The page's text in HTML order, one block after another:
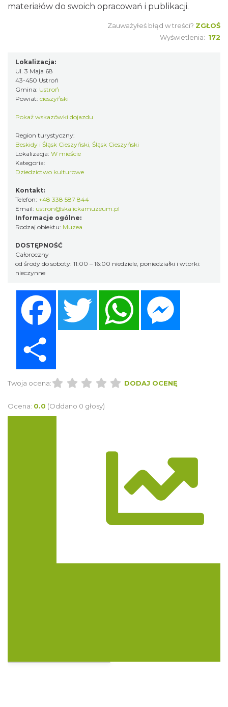
materiałów do swoich opracowań i publikacji.
Zauważyłeś błąd w treści? ZGŁOŚ
Wyświetlenia: 172
Lokalizacja:
Ul. 3 Maja 68
43-450 Ustroń
Gmina: Ustroń
Powiat: cieszyński
Pokaż wskazówki dojazdu
Region turystyczny:
Beskidy i Śląsk Cieszyński, Śląsk Cieszyński
Lokalizacja: W mieście
Kategoria:
Dziedzictwo kulturowe
Kontakt:
Telefon: +48 338 587 844
Email: ustron@skalickamuzeum.pl
Informacje ogólne:
Rodzaj obiektu: Muzea
DOSTĘPNOŚĆ
Całoroczny
od środy do soboty: 11:00 – 16:00 niedziele, poniedziałki i wtorki:
nieczynne
Twitter WhatsApp
Twoja ocena: DODAJ OCENĘ
Ocena: 0.0 (Oddano 0 głosy)
Trasa